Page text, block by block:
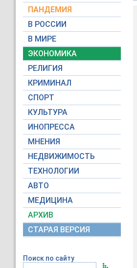
ПАНДЕМИЯ
В РОССИИ
В МИРЕ
ЭКОНОМИКА
РЕЛИГИЯ
КРИМИНАЛ
СПОРТ
КУЛЬТУРА
ИНОПРЕССА
МНЕНИЯ
НЕДВИЖИМОСТЬ
ТЕХНОЛОГИИ
АВТО
МЕДИЦИНА
АРХИВ
СТАРАЯ ВЕРСИЯ
Поиск по сайту